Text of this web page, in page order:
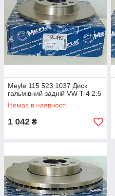
Meyle 115 523 1037 Диск
гальмівний задній VW T-4 2.5
Немає в наявності
1 042 ₴